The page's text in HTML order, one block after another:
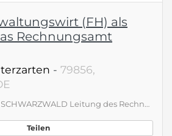
(FH) als
Rechnungsamt
- 79856,
KARRIERE IM HOCHSCHWARZWALD Leitung des Rechnungsamts (m/w/d) Gemeinde Hinterzarten, S-Bahn: ca. 30 Min. ab Freiburg Ihre Aufgaben - Leitung der Finanzverwaltung mit den Bereichen Kämmerei und Gemeindekasse - Aufstellung des Haushaltsplans, der Finanzplanung und der Jahresrechnung - Vollzug des Haushaltsplans einschließlich Überwachung und Berichtswesen - Förder- und Zuschusswesen - Eigenbetriebe Wasserversorgung und Abwasserentsorgung - Vermögens- und Schuldenverwaltung - Kalkulation von Gebühren, Pflege und Aktualisierung der Abgabesatzungen - Grundstücksverwaltung Ihr Profil - Abgeschlossenes Studium in Public Management (B.A.), Abschluss als Dipl.-Verwaltungswirt/in (FH) oder Abschluss als Verwaltungsfachwirt/in (AL II) - Fundierte Fach- und Rechtskenntnisse im kommunalen Haushalts- und Rechnungswesen (NKHR) und im Finanzcontrolling - Sicherer Umgang mit Finanzsoftware (z.B. SAP oder vergleichbare Systeme) - Strategisches und konzeptionelles Denkvermögen, Verantwortungsbewusstsein, Eigeninitiative, Flexibilität, Durchsetzungsvermögen und Teamfähigkeit Unsere Benefits - Vergütung je nach Qualifikation bis Besoldungsgruppe A13 bzw. vergleichbar nach TVöD - Fort- und Weiterbildungsmöglichkeiten - Verantwortungsvolle und abwechslungsreiche Tätigkeit in einer Führungsposition - Flexible Arbeitszeiten (Gleitzeit) bzw. Möglichkeit zum Arbeiten im Homeoffice - Jobrad, Hansefit und betriebliche Krankenversicherung (TVöD) Standort-Plus - Arbeiten wo andere Urlaub machen - Zentrale Schlüsselposition - Gelebte Teamkultur &amp; Wertschätzung - Vielfältiges Tätigkeitsfeld Bewerbung unter: https://www.gemeinde-hinterzarten.de &gt; Stellenangebote Stellenangebote Hochschwarzwald Jobs im Hochschwarzwald Stellenangebote Gemeinde Hinterzarten Diplom Verwaltungswirt Hinterzarten Stellenangebote Diplom Verwaltungswirt Freiburg Schwarzwald Verwaltungsfachwirt öffentlicher Dienst Hinterzarten Stellenangebote Amtsleitung Hinterzarten
Teilen